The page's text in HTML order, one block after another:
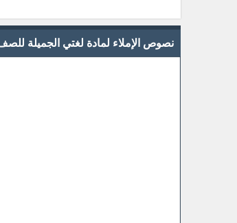
نصوص الإملاء لمادة لغتي الجميلة للصف